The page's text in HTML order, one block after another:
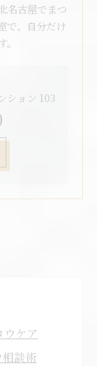
名古屋でまつ
で、自分だけ
ション 103
ウケア
談術